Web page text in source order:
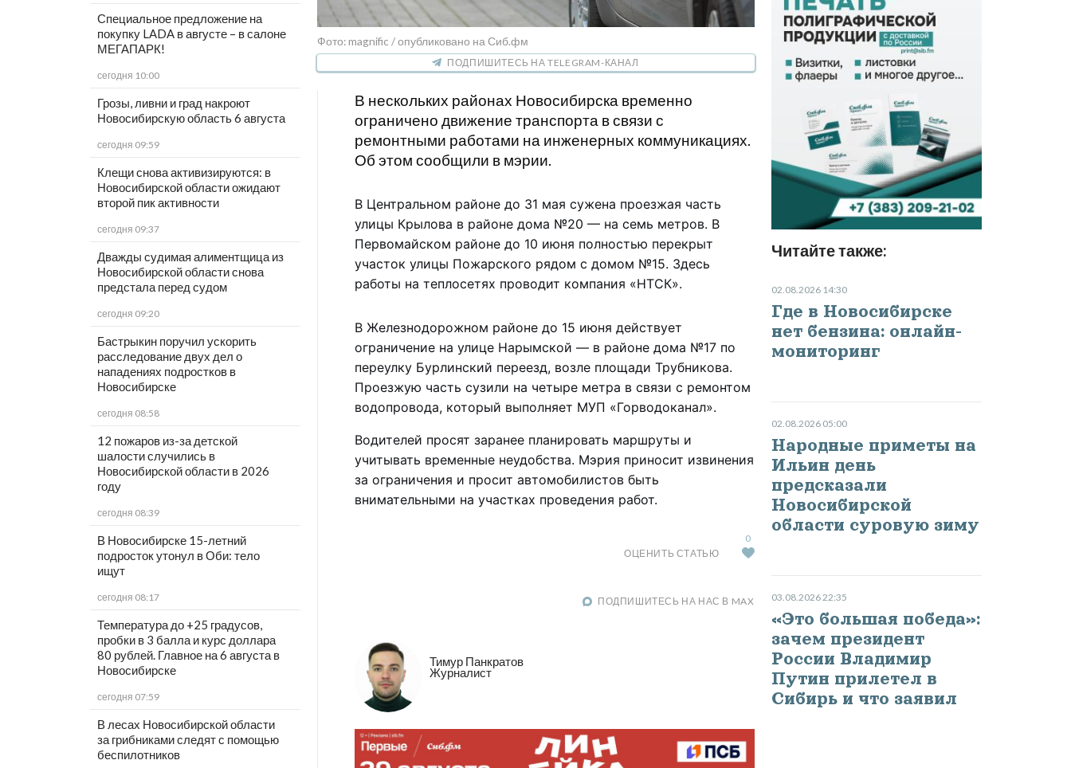
Специальное предложение на
покупку LADA в августе – в салоне
МЕГАПАРК!
сегодня 10:00
Грозы, ливни и град накроют
Новосибирскую область 6 августа
сегодня 09:59
Клещи снова активизируются: в
Новосибирской области ожидают
второй пик активности
сегодня 09:37
Дважды судимая алиментщица из
Новосибирской области снова
предстала перед судом
сегодня 09:20
Бастрыкин поручил ускорить
расследование двух дел о
нападениях подростков в
Новосибирске
сегодня 08:58
12 пожаров из-за детской
шалости случились в
Новосибирской области в 2026
году
сегодня 08:39
В Новосибирске 15-летний
подросток утонул в Оби: тело
ищут
сегодня 08:17
Температура до +25 градусов,
пробки в 3 балла и курс доллара
80 рублей. Главное на 6 августа в
Новосибирске
сегодня 07:59
В лесах Новосибирской области
за грибниками следят с помощью
беспилотников
Фото: magnific / опубликовано на Сиб.фм
ПОДПИШИТЕСЬ НА TELEGRAM-КАНАЛ
В нескольких районах Новосибирска временно
ограничено движение транспорта в связи с
ремонтными работами на инженерных коммуникациях.
Об этом сообщили в мэрии.
В Центральном районе до 31 мая сужена проезжая часть
улицы Крылова в районе дома №20 — на семь метров. В
Первомайском районе до 10 июня полностью перекрыт
участок улицы Пожарского рядом с домом №15. Здесь
работы на теплосетях проводит компания «НТСК».
В Железнодорожном районе до 15 июня действует
ограничение на улице Нарымской — в районе дома №17 по
переулку Бурлинский переезд, возле площади Трубникова.
Проезжую часть сузили на четыре метра в связи с ремонтом
водопровода, который выполняет МУП «Горводоканал».
Водителей просят заранее планировать маршруты и
учитывать временные неудобства. Мэрия приносит извинения
за ограничения и просит автомобилистов быть
внимательными на участках проведения работ.
ОЦЕНИТЬ СТАТЬЮ
0
ПОДПИШИТЕСЬ НА НАС В MAX
Тимур Панкратов
Журналист
Читайте также:
02.08.2026 14:30
Где в Новосибирске
нет бензина: онлайн-
мониторинг
02.08.2026 05:00
Народные приметы на
Ильин день
предсказали
Новосибирской
области суровую зиму
03.08.2026 22:35
«Это большая победа»:
зачем президент
России Владимир
Путин прилетел в
Сибирь и что заявил